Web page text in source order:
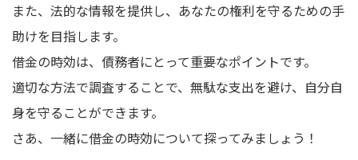
また、法的な情報を提供し、あなたの権利を守るための手
助けを目指します。
借金の時効は、債務者にとって重要なポイントです。
適切な方法で調査することで、無駄な支出を避け、自分自
身を守ることができます。
さあ、一緒に借金の時効について探ってみましょう！